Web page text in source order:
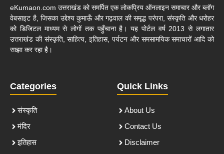
eKumaon.com उत्तराखंड को समर्पित एक लोकप्रिय ऑनलाइन समाचार और ब्लॉग
वेबसाइट है, जिसका उद्देश्य कुमाऊँ और गढ़वाल की समृद्ध परंपरा, संस्कृति और धरोहर
को डिजिटल माध्यम से लोगों तक पहुँचाना है। यह पोर्टल वर्ष 2013 से लगातार
उत्तराखंड की संस्कृति, साहित्य, इतिहास, पर्यटन और समसामयिक समाचारों आदि को
साझा कर रहा है।
Categories
संस्कृति
मंदिर
इतिहास
Quick Links
About Us
Contact Us
Disclaimer